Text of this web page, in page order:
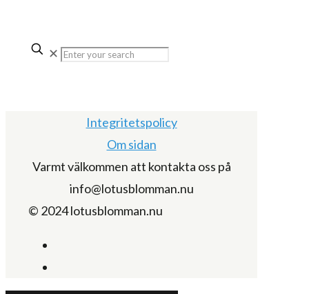
✕
Integritetspolicy
Om sidan
Varmt välkommen att kontakta oss på
info@lotusblomman.nu
© 2024 lotusblomman.nu